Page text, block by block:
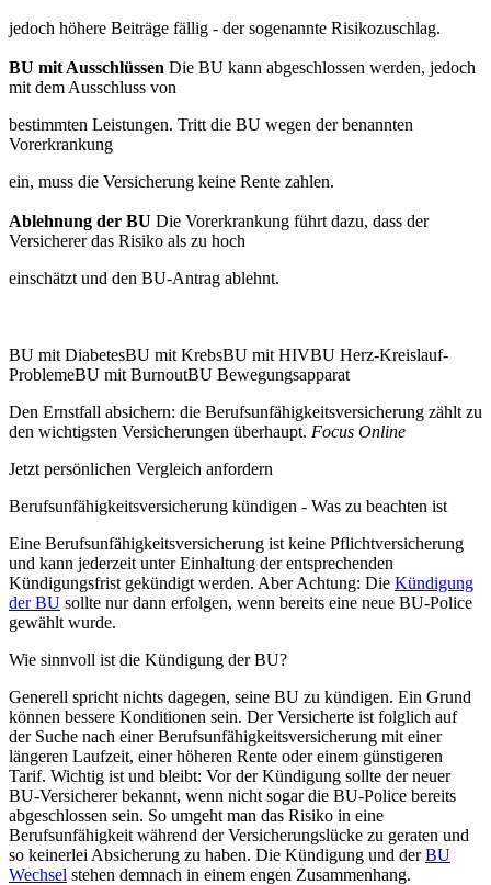
jedoch höhere Beiträge fällig - der sogenannte Risikozuschlag.
BU mit Ausschlüssen Die BU kann abgeschlossen werden, jedoch
mit dem Ausschluss von
bestimmten Leistungen. Tritt die BU wegen der benannten
Vorerkrankung
ein, muss die Versicherung keine Rente zahlen.
Ablehnung der BU Die Vorerkrankung führt dazu, dass der
Versicherer das Risiko als zu hoch
einschätzt und den BU-Antrag ablehnt.
BU mit DiabetesBU mit KrebsBU mit HIVBU Herz-Kreislauf-
ProblemeBU mit BurnoutBU Bewegungsapparat
Den Ernstfall absichern: die Berufsunfähigkeitsversicherung zählt zu
den wichtigsten Versicherungen überhaupt. Focus Online
Jetzt persönlichen Vergleich anfordern
Berufsunfähigkeitsversicherung kündigen - Was zu beachten ist
Eine Berufsunfähigkeitsversicherung ist keine Pflichtversicherung
und kann jederzeit unter Einhaltung der entsprechenden
Kündigungsfrist gekündigt werden. Aber Achtung: Die Kündigung
der BU sollte nur dann erfolgen, wenn bereits eine neue BU-Police
gewählt wurde.
Wie sinnvoll ist die Kündigung der BU?
Generell spricht nichts dagegen, seine BU zu kündigen. Ein Grund
können bessere Konditionen sein. Der Versicherte ist folglich auf
der Suche nach einer Berufsunfähigkeitsversicherung mit einer
längeren Laufzeit, einer höheren Rente oder einem günstigeren
Tarif. Wichtig ist und bleibt: Vor der Kündigung sollte der neuer
BU-Versicherer bekannt, wenn nicht sogar die BU-Police bereits
abgeschlossen sein. So umgeht man das Risiko in eine
Berufsunfähigkeit während der Versicherungslücke zu geraten und
so keinerlei Absicherung zu haben. Die Kündigung und derBU
Wechsel stehen demnach in einem engen Zusammenhang.